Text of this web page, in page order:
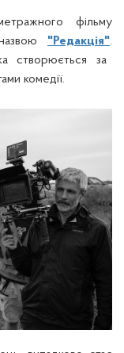
фільму
"Редакція".
створюється за
комедії.